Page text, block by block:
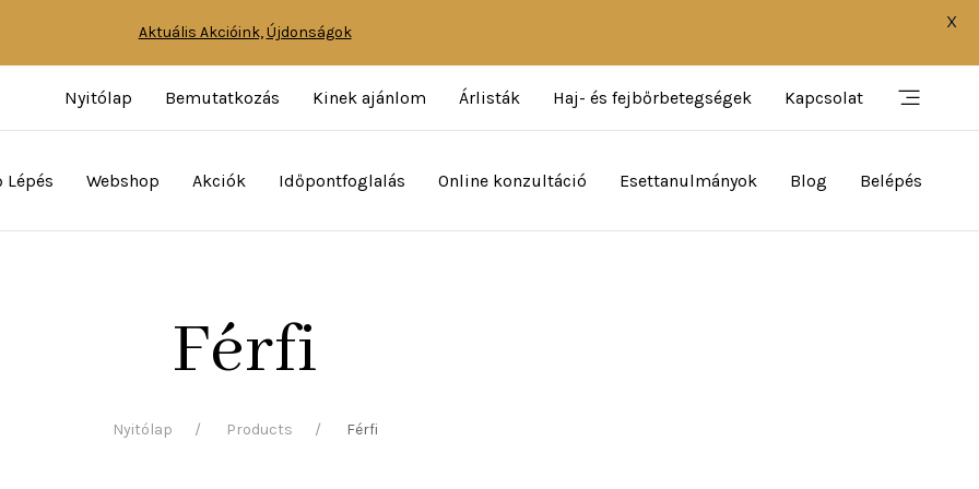
Nyitólap Bemutatkozás Kinek ajánlom Árlisták Haj- és fejbőrbetegségek Kapcsolat
Lépés Webshop Akciók Időpontfoglalás Online konzultáció Esettanulmányok Blog Belépés
Férfi
Nyitólap Products Férfi
Aktuális Akcióink, Újdonságok
X